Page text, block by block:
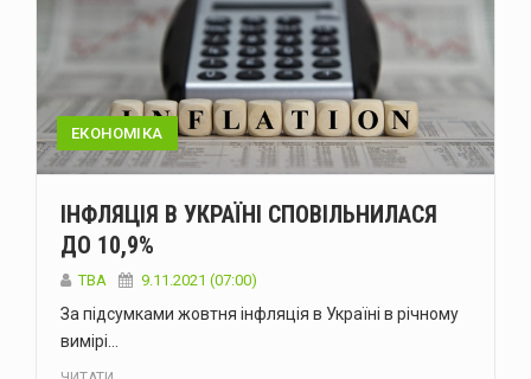
ЕКОНОМІКА
ІНФЛЯЦІЯ В УКРАЇНІ СПОВІЛЬНИЛАСЯ
ДО 10,9%
ТВА 9.11.2021 (07:00)
За підсумками жовтня інфляція в Україні в річному
вимірі…